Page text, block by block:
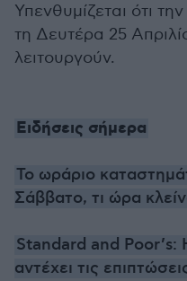
Υπενθυμίζεται ότι
τη Δευτέρα 25
λειτουργούν.
Ειδήσεις σήμερα
Το ωράριο
Σάββατο, τι ώρα
Standard and Poor’s:
αντέχει τις